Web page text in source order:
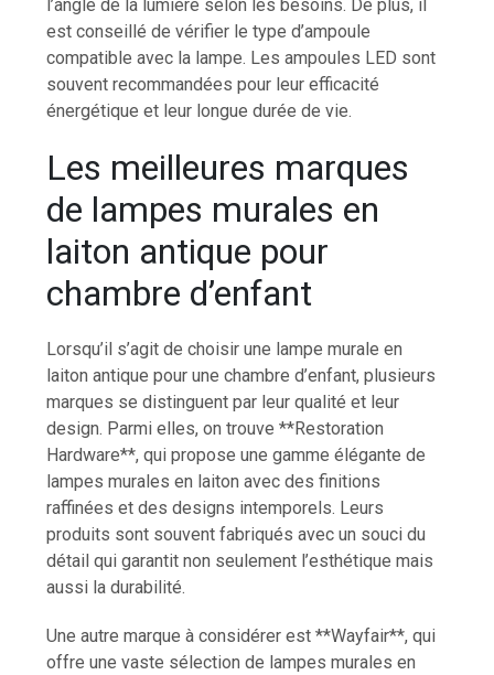
l’angle de la lumière selon les besoins. De plus, il
est conseillé de vérifier le type d’ampoule
compatible avec la lampe. Les ampoules LED sont
souvent recommandées pour leur efficacité
énergétique et leur longue durée de vie.
Les meilleures marques
de lampes murales en
laiton antique pour
chambre d’enfant
Lorsqu’il s’agit de choisir une lampe murale en
laiton antique pour une chambre d’enfant, plusieurs
marques se distinguent par leur qualité et leur
design. Parmi elles, on trouve **Restoration
Hardware**, qui propose une gamme élégante de
lampes murales en laiton avec des finitions
raffinées et des designs intemporels. Leurs
produits sont souvent fabriqués avec un souci du
détail qui garantit non seulement l’esthétique mais
aussi la durabilité.
Une autre marque à considérer est **Wayfair**, qui
offre une vaste sélection de lampes murales en